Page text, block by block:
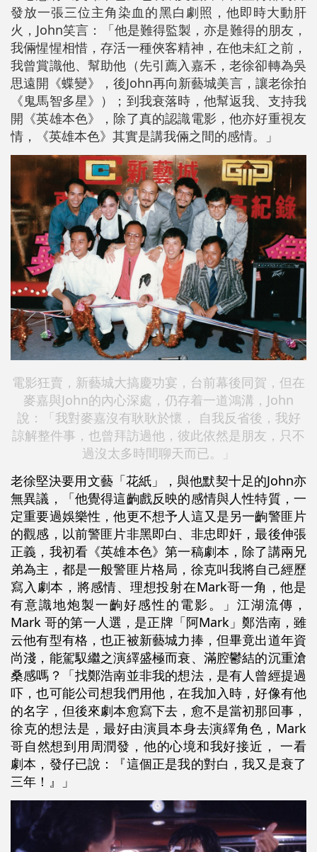
發放一張三位主角染血的黑白劇照，他即時大動肝
火，John笑言：「他是難得監製，亦是難得的朋友，
我倆惺惺相惜，存活一種俠客精神，在他未紅之前，
我曾賞識他、幫助他（先引薦入嘉禾，老徐卻轉為吳
思遠開《蝶變》，後John再向新藝城美言，讓老徐拍
《鬼馬智多星》）；到我衰落時，他幫返我、支持我
開《英雄本色》，除了真的認識電影，他亦好重視友
情，《英雄本色》其實是講我倆之間的感情。」
電影狂賣，新藝城大搞慶功宴，台前幕後同賀，但在
麥嘉與John的內心深處，仍存着一道鴻溝，John
說：「我對麥嘉沒有耿耿於懷， 自我反省後，我好
諒解整件事，也曾拜訪過他，彼此依然是朋友，只不
過沒太多時間聊天而已。」
老徐堅決要用文藝「花紙」，與他默契十足的John亦
無異議，「他覺得這齣戲反映的感情與人性特質，一
定重要過娛樂性，他更不想予人這又是另一齣警匪片
的觀感，以前警匪片非黑即白、非忠即奸，最後伸張
正義，我初看《英雄本色》第一稿劇本，除了講兩兄
弟為主，都是一般警匪片格局，徐克叫我將自己經歷
寫入劇本，將感情、理想投射在Mark哥一角，他是
有意識地炮製一齣好感性的電影。」江湖流傳，
Mark 哥的第一人選，是正牌「阿Mark」鄭浩南，雖
云他有型有格，也正被新藝城力捧，但畢竟出道年資
尚淺，能駕馭繼之演繹盛極而衰、滿腔鬱結的沉重滄
桑感嗎？「找鄭浩南並非我的想法，是有人曾經提過
吓，也可能公司想我們用他，在我加入時，好像有他
的名字，但後來劇本愈寫下去，愈不是當初那回事，
徐克的想法是，最好由演員本身去演繹角色，Mark
哥自然想到用周潤發，他的心境和我好接近， 一看
劇本，發仔已說：『這個正是我的對白，我又是衰了
三年！』」